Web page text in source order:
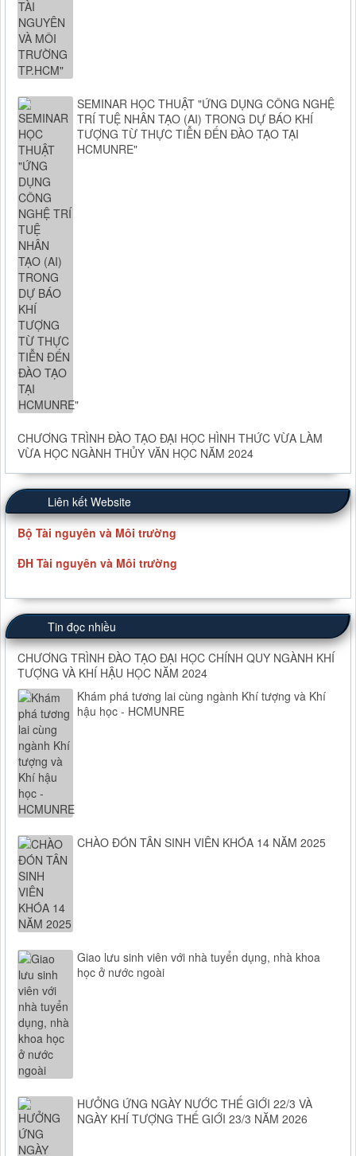
SEMINAR HỌC THUẬT "ỨNG DỤNG CÔNG NGHỆ
TRÍ TUỆ NHÂN TẠO (AI) TRONG DỰ BÁO KHÍ
TƯỢNG TỪ THỰC TIỄN ĐẾN ĐÀO TẠO TẠI
HCMUNRE"
CHƯƠNG TRÌNH ĐÀO TẠO ĐẠI HỌC HÌNH THỨC VỪA LÀM
VỪA HỌC NGÀNH THỦY VĂN HỌC NĂM 2024
Liên kết Website
Bộ Tài nguyên và Môi trường
ĐH Tài nguyên và Môi trường
Tin đọc nhiều
CHƯƠNG TRÌNH ĐÀO TẠO ĐẠI HỌC CHÍNH QUY NGÀNH KHÍ
TƯỢNG VÀ KHÍ HẬU HỌC NĂM 2024
Khám phá tương lai cùng ngành Khí tượng và Khí
hậu học - HCMUNRE
CHÀO ĐÓN TÂN SINH VIÊN KHÓA 14 NĂM 2025
Giao lưu sinh viên với nhà tuyển dụng, nhà khoa
học ở nước ngoài
HƯỞNG ỨNG NGÀY NƯỚC THẾ GIỚI 22/3 VÀ
NGÀY KHÍ TƯỢNG THẾ GIỚI 23/3 NĂM 2026